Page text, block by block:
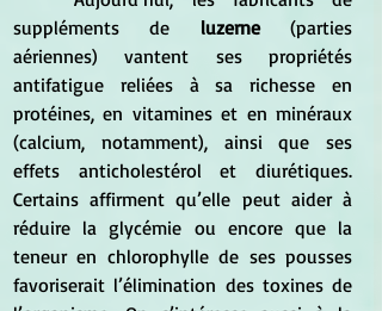
suppléments de luzerne (parties
aériennes) vantent ses propriétés
antifatigue reliées à sa richesse en
protéines, en vitamines et en minéraux
(calcium, notamment), ainsi que ses
effets anticholestérol et diurétiques.
Certains affirment qu’elle peut aider à
réduire la glycémie ou encore que la
teneur en chlorophylle de ses pousses
favoriserait l’élimination des toxines de